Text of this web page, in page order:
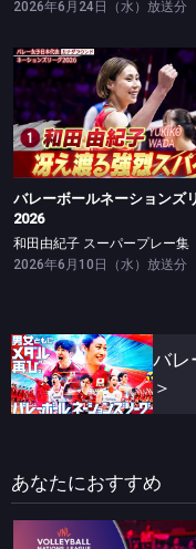
2026年6月24日（水）放送分
バレーボールネーションズリー
バレーボールネーションズ
2026
2026年6月10日（水）放送分
バレ
＞
あなたにおすすめ